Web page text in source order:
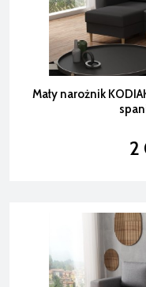
Mały narożnik
2